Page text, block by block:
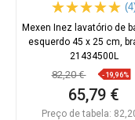
Mexen Inez lavatório de
esquerdo 45 x 25 cm,
21434500L
82,20 € -19,96%
65,79 €
Preço de tabela: